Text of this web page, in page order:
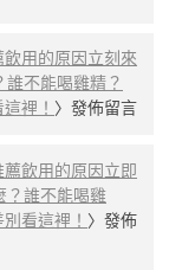
用的原因立刻來
誰不能喝雞精？
裡！ 〉發佈留言
飲用的原因立即
？誰不能喝雞
看這裡！ 〉發佈